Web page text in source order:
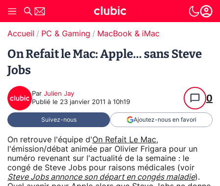
Accueil PC & Gaming MacBook & iMac
On Refait le Mac: Apple... sans Steve
Jobs
Par Julien Jay
Publié le 23 janvier 2011 à 10h19 0
Suivez-nous Ajoutez-nous en favori
On retrouve l'équipe d'On Refait Le Mac,
l'émission/débat animée par Olivier Frigara pour un
numéro revenant sur l'actualité de la semaine : le
congé de Steve Jobs pour raisons médicales (voir
Steve Jobs annonce son départ en congés maladie).